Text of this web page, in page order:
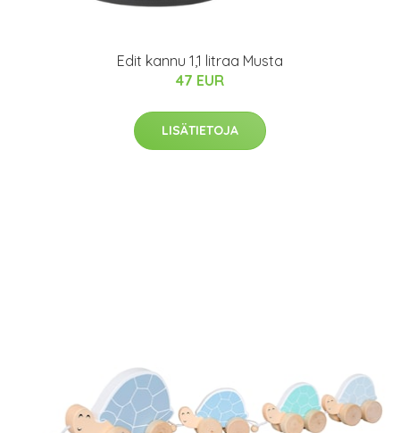
Edit kannu 1,1 litraa Musta
47 EUR
LISÄTIETOJA